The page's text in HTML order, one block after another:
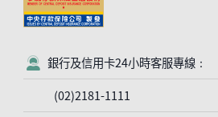
客服符號
銀行及信用卡24小時客服專線：
(02)2181-1111